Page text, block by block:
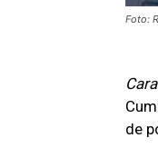
Foto:
de